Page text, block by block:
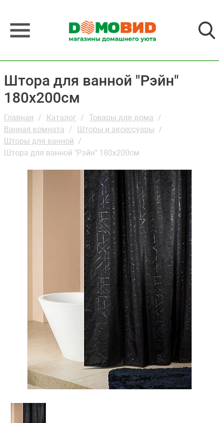
Штора для ванной "Рэйн"
180х200см
Главная Каталог
Товары для дома
Ванная комната
Шторы и аксессуары
Шторы для ванной
Штора для ванной "Рэйн" 180х200см